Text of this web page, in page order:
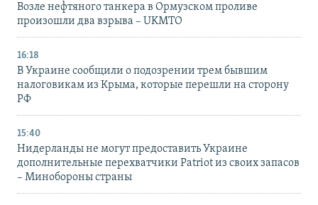
Возле нефтяного танкера в Ормузском проливе
произошли два взрыва – UKMTO
16:18
В Украине сообщили о подозрении трем бывшим
налоговикам из Крыма, которые перешли на сторону
РФ
15:40
Нидерланды не могут предоставить Украине
дополнительные перехватчики Patriot из своих запасов
– Минобороны страны